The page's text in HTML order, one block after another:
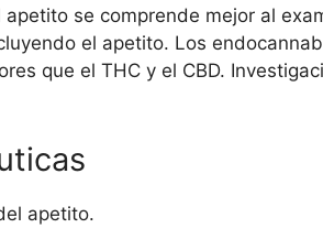
se comprende mejor al
el apetito. Los
que el THC y el CBD.
apetito.